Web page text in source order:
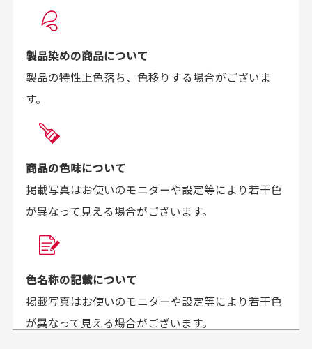
良かった！
がとうございます。丁寧
に梱包されていて、商品
の状態も良好でした。気
があればよろしくお願い
来ました。またお願いし
セールかつポイント
も使えて、お得に購
入出来ました
セールかつポイントも使
おります
欲しかったスカートが購
お届け希望日時をご指定頂けます。
ご注文時にご指定下さい。
商品の受け渡しは、ゆうパックでの配送のみとさせて
頂いております。
商品購入からどれくらいで発送してもらえます
か？
平日午前9時までのご注文で最短当日発送させて頂いて
せて頂いております。
製品染めの商品について
製品の特性上色落ち、色移りする場合がございま
す。
商品の色味について
掲載写真はお使いのモニターや設定等により若干色
が異なって見える場合がございます。
色名称の記載について
掲載写真はお使いのモニターや設定等により若干色
が異なって見える場合がございます。